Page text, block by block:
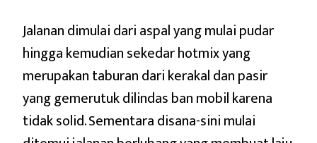
Jalanan dimulai dari aspal yang mulai pudar
hingga kemudian sekedar hotmix yang
merupakan taburan dari kerakal dan pasir
yang gemerutuk dilindas ban mobil karena
tidak solid. Sementara disana-sini mulai